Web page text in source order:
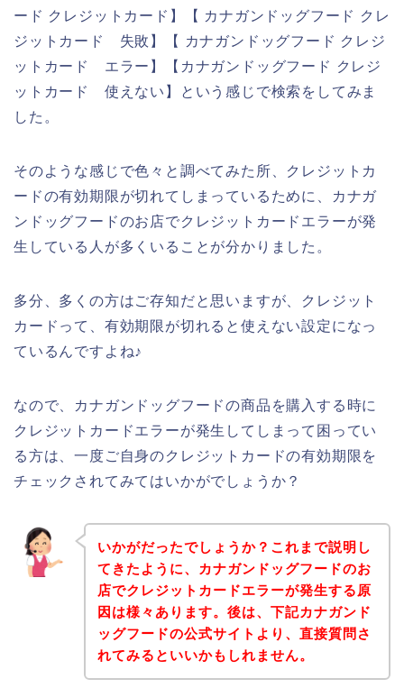
ード クレジットカード】【 カナガンドッグフード クレ
ジットカード 失敗】【 カナガンドッグフード クレジ
ットカード エラー】【カナガンドッグフード クレジ
ットカード 使えない】という感じで検索をしてみま
した。
そのような感じで色々と調べてみた所、クレジットカ
ードの有効期限が切れてしまっているために、カナガ
ンドッグフードのお店でクレジットカードエラーが発
生している人が多くいることが分かりました。
多分、多くの方はご存知だと思いますが、クレジット
カードって、有効期限が切れると使えない設定になっ
ているんですよね♪
なので、カナガンドッグフードの商品を購入する時に
クレジットカードエラーが発生してしまって困ってい
る方は、一度ご自身のクレジットカードの有効期限を
チェックされてみてはいかがでしょうか？
いかがだったでしょうか？これまで説明し
てきたように、カナガンドッグフードのお
店でクレジットカードエラーが発生する原
因は様々あります。後は、下記カナガンド
ッグフードの公式サイトより、直接質問さ
れてみるといいかもしれません。